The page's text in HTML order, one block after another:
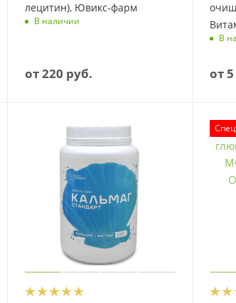
лецитин), Ювикс-фарм
В наличии
от220 руб.
В
от